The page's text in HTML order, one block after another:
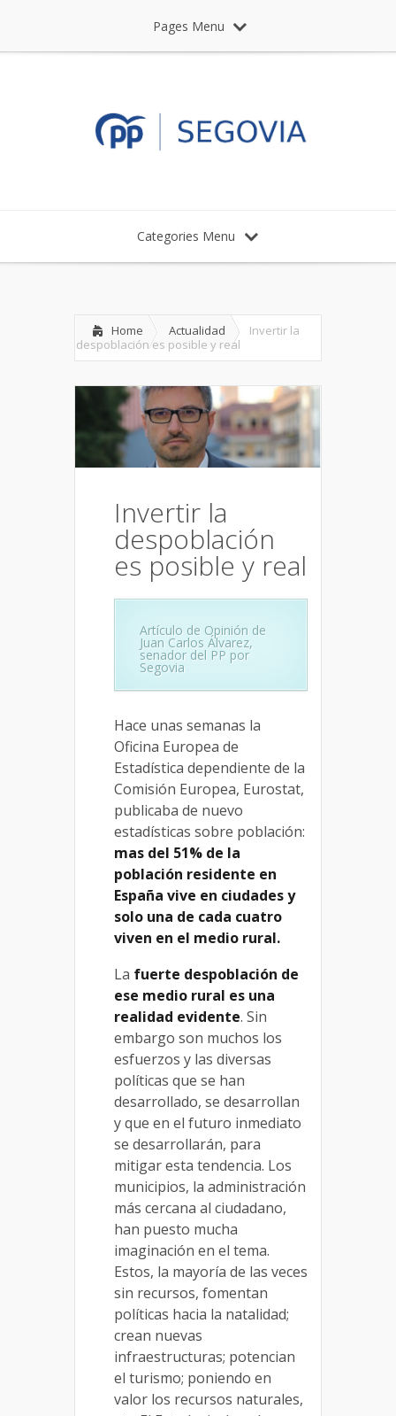
Pages Menu
Categories Menu
Home Actualidad
Invertir la
despoblación es posible y real
Invertir la
despoblación
es posible y real
Artículo de Opinión de
Juan Carlos Álvarez,
senador del PP por
Segovia
Hace unas semanas la
Oficina Europea de
Estadística dependiente de la
Comisión Europea, Eurostat,
publicaba de nuevo
estadísticas sobre población:
mas del 51% de la
población residente en
España vive en ciudades y
solo una de cada cuatro
viven en el medio rural.
La fuerte despoblación de
ese medio rural es una
realidad evidente. Sin
embargo son muchos los
esfuerzos y las diversas
políticas que se han
desarrollado, se desarrollan
y que en el futuro inmediato
se desarrollarán, para
mitigar esta tendencia. Los
municipios, la administración
más cercana al ciudadano,
han puesto mucha
imaginación en el tema.
Estos, la mayoría de las veces
sin recursos, fomentan
políticas hacia la natalidad;
crean nuevas
infraestructuras; potencian
el turismo; poniendo en
valor los recursos naturales,